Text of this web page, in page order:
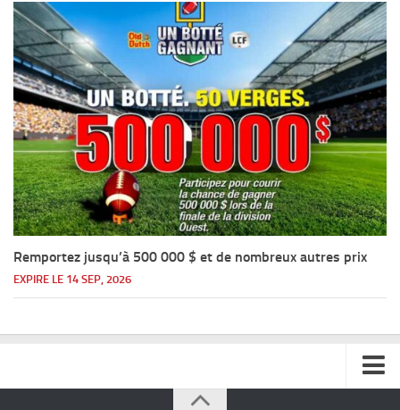
Remportez jusqu’à 500 000 $ et de nombreux autres prix
EXPIRE LE 14 SEP, 2026